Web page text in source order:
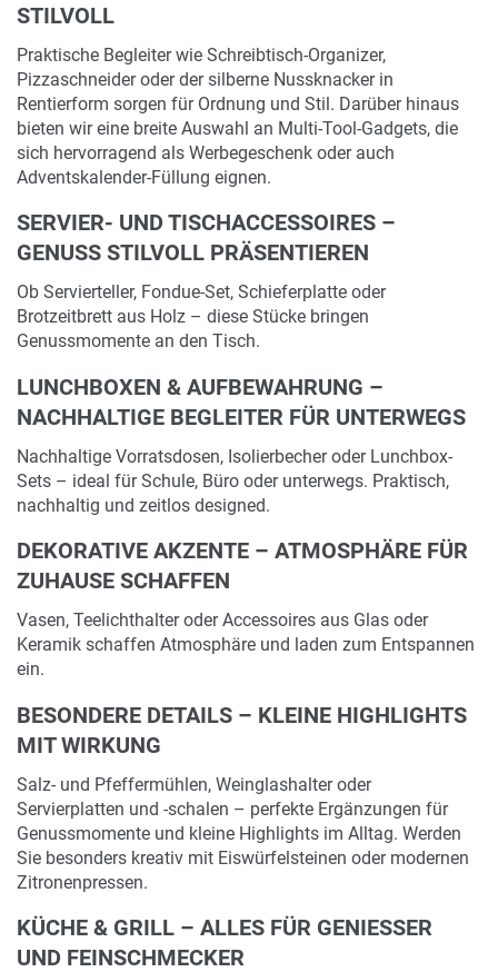
STILVOLL
Praktische Begleiter wie Schreibtisch-Organizer,
Pizzaschneider oder der silberne Nussknacker in
Rentierform sorgen für Ordnung und Stil. Darüber hinaus
bieten wir eine breite Auswahl an Multi-Tool-Gadgets, die
sich hervorragend als Werbegeschenk oder auch
Adventskalender-Füllung eignen.
SERVIER- UND TISCHACCESSOIRES –
GENUSS STILVOLL PRÄSENTIEREN
Ob Servierteller, Fondue-Set, Schieferplatte oder
Brotzeitbrett aus Holz – diese Stücke bringen
Genussmomente an den Tisch.
LUNCHBOXEN & AUFBEWAHRUNG –
NACHHALTIGE BEGLEITER FÜR UNTERWEGS
Nachhaltige Vorratsdosen, Isolierbecher oder Lunchbox-
Sets – ideal für Schule, Büro oder unterwegs. Praktisch,
nachhaltig und zeitlos designed.
DEKORATIVE AKZENTE – ATMOSPHÄRE FÜR
ZUHAUSE SCHAFFEN
Vasen, Teelichthalter oder Accessoires aus Glas oder
Keramik schaffen Atmosphäre und laden zum Entspannen
ein.
BESONDERE DETAILS – KLEINE HIGHLIGHTS
MIT WIRKUNG
Salz- und Pfeffermühlen, Weinglashalter oder
Servierplatten und -schalen – perfekte Ergänzungen für
Genussmomente und kleine Highlights im Alltag. Werden
Sie besonders kreativ mit Eiswürfelsteinen oder modernen
Zitronenpressen.
KÜCHE & GRILL – ALLES FÜR GENIESSER U
ND FEINSCHMECKER